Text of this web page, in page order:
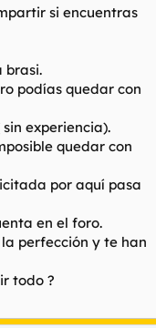
madre.
más que 3 alusiones
le daba el aire
a pesar de que
callado, y una
algo de ella, ya
para ver si
experiencias, cero
de 45 años con
y la españolita
Mucho ánimo a
podría poner
pero los hay, o
pero
si encuentras
brasi.
podías quedar con
experiencia).
quedar con
por aquí pasa
en el foro.
perfección y te han
todo ?